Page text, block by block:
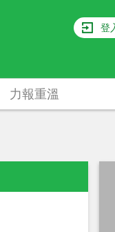
登
力報重溫